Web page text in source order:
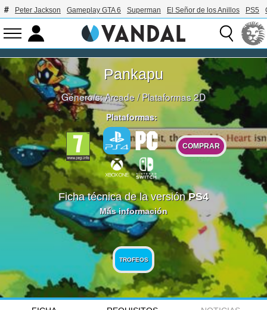
Peter Jackson Gameplay GTA 6 Superman El Señor de los Anillos PS5
Pankapu
Género/s:Arcade/Plataformas 2D
Plataformas:
COMPRAR
Ficha técnica de la versiónPS4
Más información
TROFEOS